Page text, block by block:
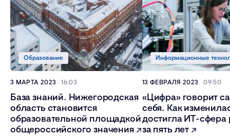
База знаний. Нижегородская
область становится
образовательной площадкой
общероссийского значения
Образование
3 МАРТА 2023 16:03
«Цифра» говорит
себя. Как
достигла ИТ-сфера
за пять лет
Информационные
13 ФЕВРАЛЯ 2023 09:50